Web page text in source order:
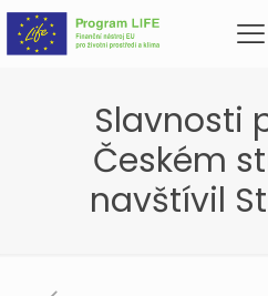
Slavnosti
Českém
navštívil